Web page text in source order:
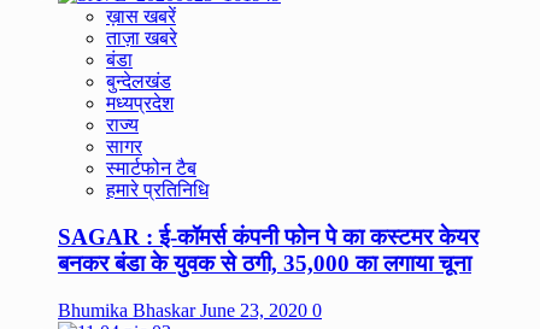
ख़ास खबरें
ताज़ा खबरे
बंडा
बुन्देलखंड
मध्यप्रदेश
राज्य
सागर
स्मार्टफोन टैब
हमारे प्रतिनिधि
SAGAR : ई-कॉमर्स कंपनी फोन पे का कस्टमर केयर
बनकर बंडा के युवक से ठगी, 35,000 का लगाया चूना
Bhumika BhaskarJune 23, 2020 0